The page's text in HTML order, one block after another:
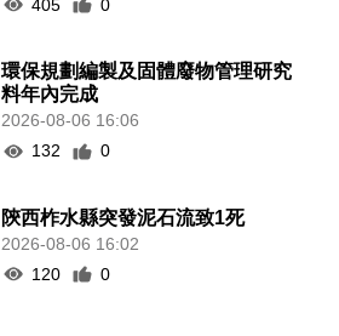
405
0
環保規劃編製及固體廢物管理研究
料年內完成
2026-08-06 16:06
132
0
陝西柞水縣突發泥石流致1死
2026-08-06 16:02
120
0